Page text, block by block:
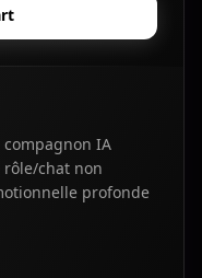
compagnon IA
rôle/chat non
profonde